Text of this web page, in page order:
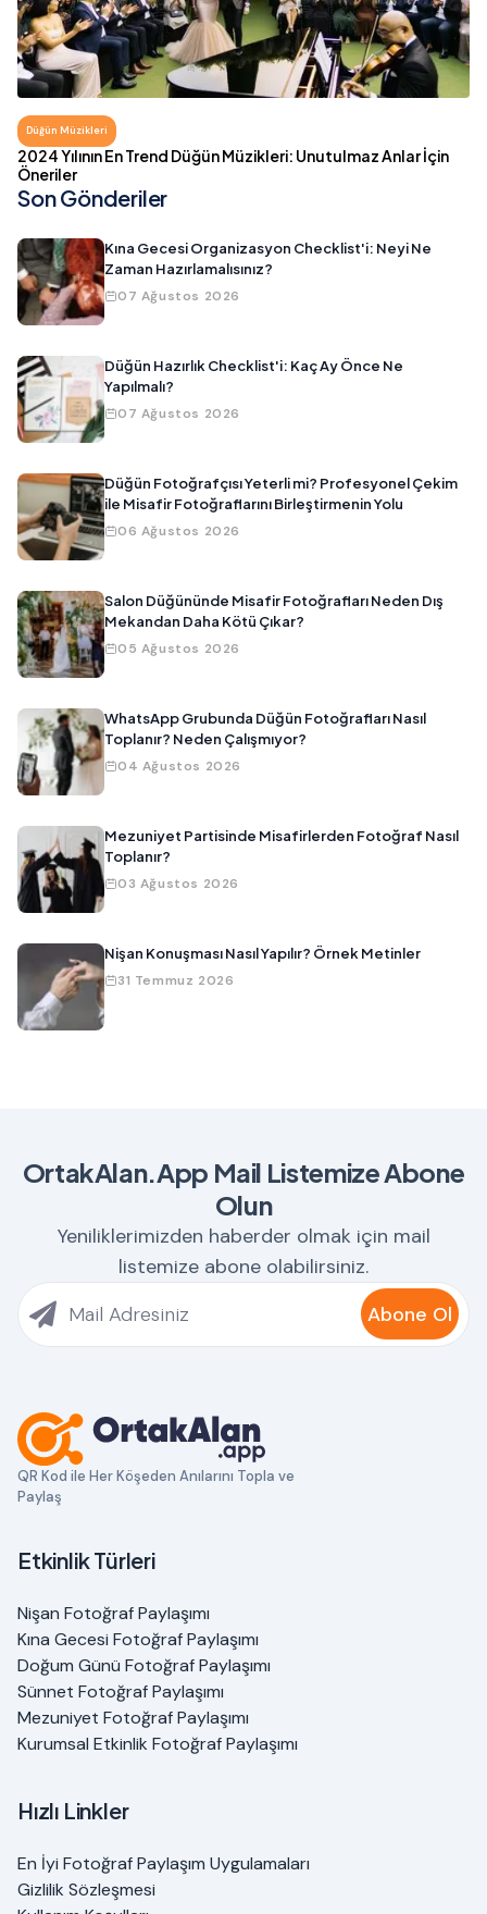
Düğün Müzikleri
2024 Yılının En Trend Düğün Müzikleri: Unutulmaz Anlar İçin
Öneriler
Son Gönderiler
Kına Gecesi Organizasyon Checklist'i: Neyi Ne
Zaman Hazırlamalısınız?
07 Ağustos 2026
Düğün Hazırlık Checklist'i: Kaç Ay Önce Ne
Yapılmalı?
07 Ağustos 2026
Düğün Fotoğrafçısı Yeterli mi? Profesyonel Çekim
ile Misafir Fotoğraflarını Birleştirmenin Yolu
06 Ağustos 2026
Salon Düğününde Misafir Fotoğrafları Neden Dış
Mekandan Daha Kötü Çıkar?
05 Ağustos 2026
WhatsApp Grubunda Düğün Fotoğrafları Nasıl
Toplanır? Neden Çalışmıyor?
04 Ağustos 2026
Mezuniyet Partisinde Misafirlerden Fotoğraf Nasıl
Toplanır?
03 Ağustos 2026
Nişan Konuşması Nasıl Yapılır? Örnek Metinler
31 Temmuz 2026
OrtakAlan.App Mail Listemize Abone
Olun
Yeniliklerimizden haberder olmak için mail
listemize abone olabilirsiniz.
Abone Ol
QR Kod ile Her Köşeden Anılarını Topla ve
Paylaş
Etkinlik Türleri
Nişan Fotoğraf Paylaşımı
Kına Gecesi Fotoğraf Paylaşımı
Doğum Günü Fotoğraf Paylaşımı
Sünnet Fotoğraf Paylaşımı
Mezuniyet Fotoğraf Paylaşımı
Kurumsal Etkinlik Fotoğraf Paylaşımı
Hızlı Linkler
En İyi Fotoğraf Paylaşım Uygulamaları
Gizlilik Sözleşmesi